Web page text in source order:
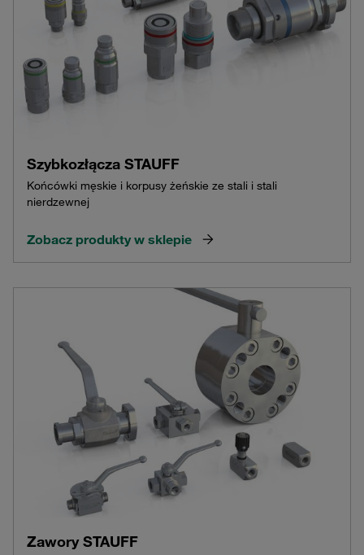
Szybkozłącza STAUFF
Końcówki męskie i korpusy żeńskie ze stali i stali
nierdzewnej
Zobacz produkty w sklepie
Zawory STAUFF